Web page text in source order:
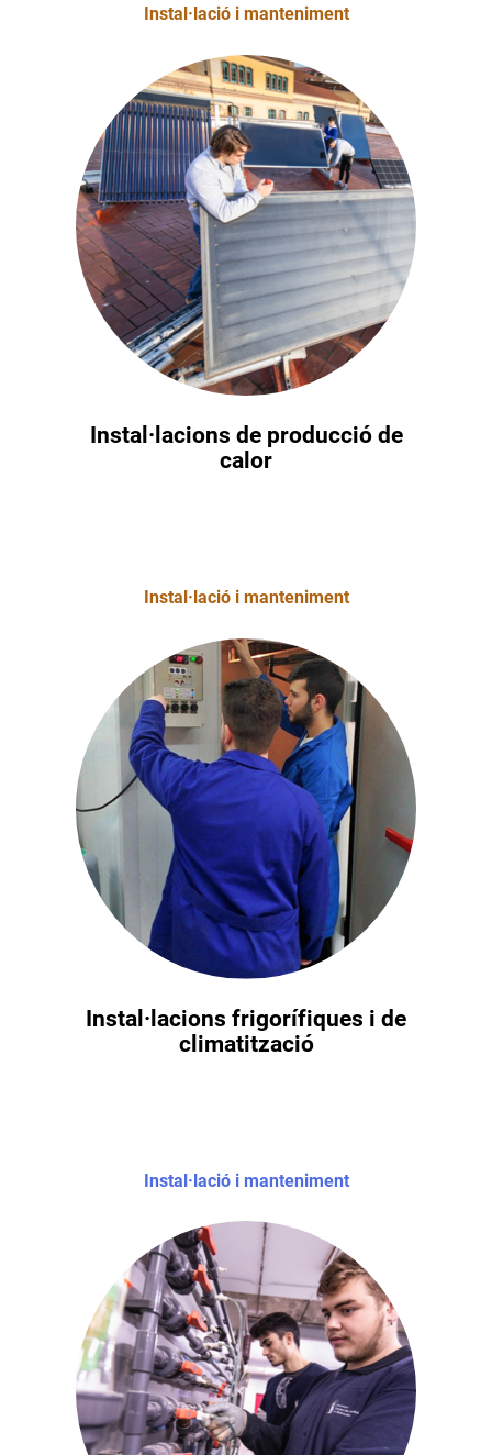
Instal·lacions de producció de
calor
Instal·lació i manteniment
Instal·lacions frigorífiques i de
climatització
Instal·lació i manteniment
Instal·lació i manteniment